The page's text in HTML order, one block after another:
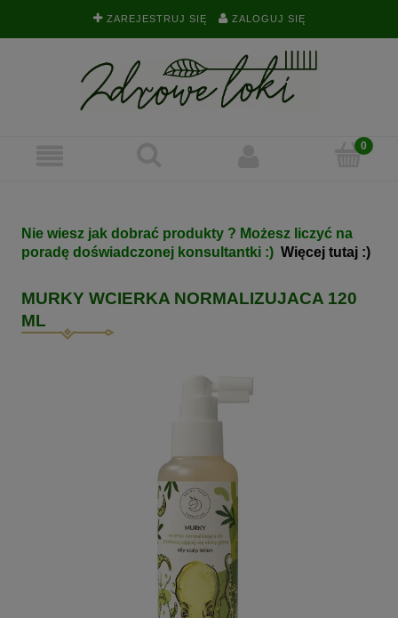
ZAREJESTRUJ SIĘ ZALOGUJ SIĘ
Nie wiesz jak dobrać produkty ? Możesz liczyć na
poradę doświadczonej konsultantki :) Więcej tutaj :)
MURKY WCIERKA NORMALIZUJACA 120
ML